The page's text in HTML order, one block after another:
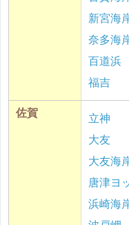
新宮海
奈多海
百道浜
福吉
佐賀
立神
大友
大友海
唐津ヨ
浜崎海